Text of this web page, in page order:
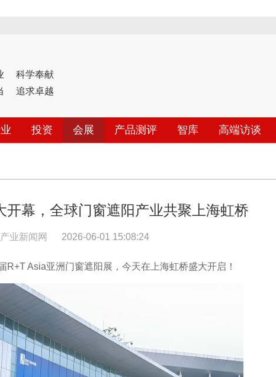
科学奉献
追求卓越
投资 会展 产品测评 智库 高端访谈
开幕，全球门窗遮阳产业共聚上海虹桥
业新闻网 2026-06-01 15:08:24
Asia亚洲门窗遮阳展，今天在上海虹桥盛大开启！